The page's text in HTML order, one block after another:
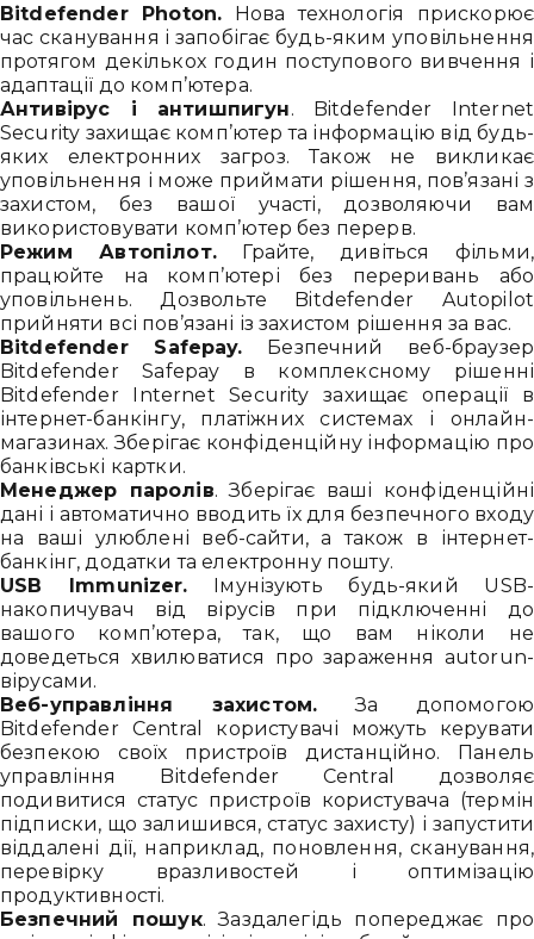
Bitdefender Photon. Нова технологія прискорює
час сканування і запобігає будь-яким уповільнення
протягом декількох годин поступового вивчення і
адаптації до комп’ютера.
Антивірус і антишпигун. Bitdefender Internet
Security захищає комп’ютер та інформацію від будь-
яких електронних загроз. Також не викликає
уповільнення і може приймати рішення, пов’язані з
захистом, без вашої участі, дозволяючи вам
використовувати комп’ютер без перерв.
Режим Автопілот.Грайте, дивіться фільми,
працюйте на комп’ютері без переривань або
уповільнень. Дозвольте Bitdefender Autopilot
прийняти всі пов’язані із захистом рішення за вас.
Bitdefender Safepay. Безпечний веб-браузер
Bitdefender Safepay в комплексному рішенні
Bitdefender Internet Security захищає операції в
інтернет-банкінгу, платіжних системах і онлайн-
магазинах. Зберігає конфіденційну інформацію про
банківські картки.
Менеджер паролів. Зберігає ваші конфіденційні
дані і автоматично вводить їх для безпечного входу
на ваші улюблені веб-сайти, а також в інтернет-
банкінг, додатки та електронну пошту.
USB Immunizer. Імунізують будь-який USB-
накопичувач від вірусів при підключенні до
вашого комп’ютера, так, що вам ніколи не
доведеться хвилюватися про зараження autorun-
вірусами.
Веб-управління захистом. За допомогою
Bitdefender Central користувачі можуть керувати
безпекою своїх пристроїв дистанційно. Панель
управління Bitdefender Central дозволяє
подивитися статус пристроїв користувача (термін
підписки, що залишився, статус захисту) і запустити
віддалені дії, наприклад, поновлення, сканування,
перевірку вразливостей і оптимізацію
продуктивності.
Безпечний пошук. Заздалегідь попереджає про